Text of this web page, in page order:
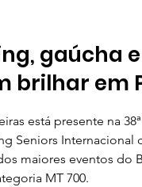
gaúcha e
brilhar em
está presente na
Seniors Internacional
maiores eventos do
MT 700.